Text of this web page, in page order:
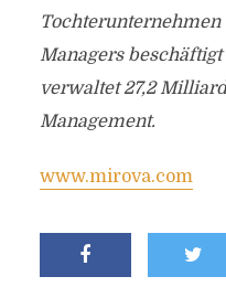
Managers
verwaltet 27,2
Management.
www.mirova.com